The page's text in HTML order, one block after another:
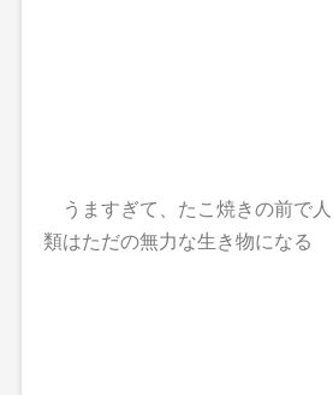
うますぎて、たこ焼きの前で人
類はただの無力な生き物になる